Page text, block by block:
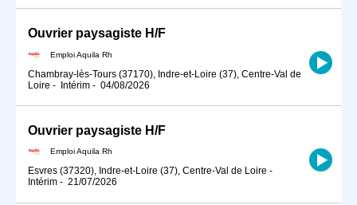
Ouvrier paysagiste H/F
Emploi Aquila Rh
Chambray-lès-Tours (37170), Indre-et-Loire (37), Centre-Val de
Loire - Intérim - 04/08/2026
Ouvrier paysagiste H/F
Emploi Aquila Rh
Esvres (37320), Indre-et-Loire (37), Centre-Val de Loire -
Intérim - 21/07/2026